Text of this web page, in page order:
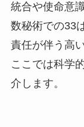
統合や使命意
数秘術での33
責任が伴う高
ここでは科学
介します。